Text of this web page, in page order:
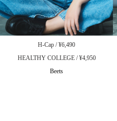
H-Cap / ¥6,490
HEALTHY COLLEGE / ¥4,950
Beets